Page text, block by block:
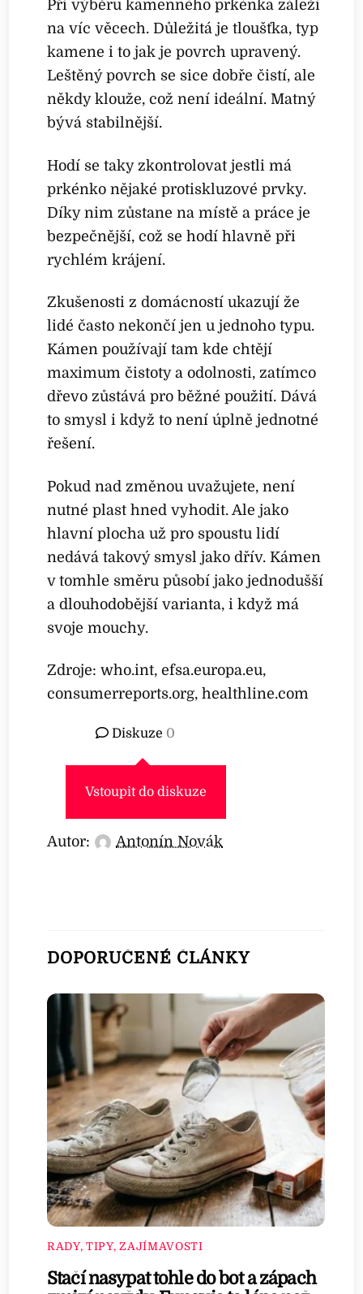
Při výběru kamenného prkénka záleží
na víc věcech. Důležitá je tloušťka, typ
kamene i to jak je povrch upravený.
Leštěný povrch se sice dobře čistí, ale
někdy klouže, což není ideální. Matný
bývá stabilnější.
Hodí se taky zkontrolovat jestli má
prkénko nějaké protiskluzové prvky.
Díky nim zůstane na místě a práce je
bezpečnější, což se hodí hlavně při
rychlém krájení.
Zkušenosti z domácností ukazují že
lidé často nekončí jen u jednoho typu.
Kámen používají tam kde chtějí
maximum čistoty a odolnosti, zatímco
dřevo zůstává pro běžné použití. Dává
to smysl i když to není úplně jednotné
řešení.
Pokud nad změnou uvažujete, není
nutné plast hned vyhodit. Ale jako
hlavní plocha už pro spoustu lidí
nedává takový smysl jako dřív. Kámen
v tomhle směru působí jako jednodušší
a dlouhodobější varianta, i když má
svoje mouchy.
Zdroje: who.int, efsa.europa.eu,
consumerreports.org, healthline.com
Diskuze 0
Vstoupit do diskuze
Autor: Antonín Novák
DOPORUČENÉ ČLÁNKY
RADY, TIPY, ZAJÍMAVOSTI
Stačí nasypat tohle do bot a zápach